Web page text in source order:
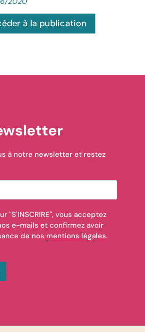
à la publication
à notre newsletter et restez
"S'INSCRIRE", vous acceptez
e-mails et confirmez avoir
de nos mentions légales.